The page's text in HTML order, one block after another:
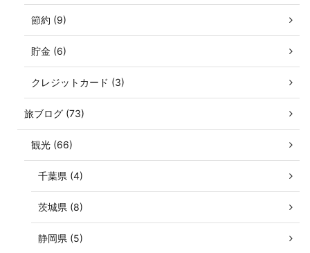
節約 (9)
貯金 (6)
クレジットカード (3)
旅ブログ (73)
観光 (66)
千葉県 (4)
茨城県 (8)
静岡県 (5)